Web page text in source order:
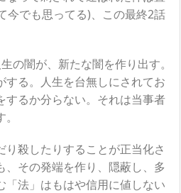
今でも思ってる)、この最終2話
の闇が、新たな闇を作り出す。
する。人生を台無しにされてお
するか分らない。それは当事者
り殺したりすることが正当化さ
、その発端を作り、隠蔽し、多
「法」はもはや信用に値しない